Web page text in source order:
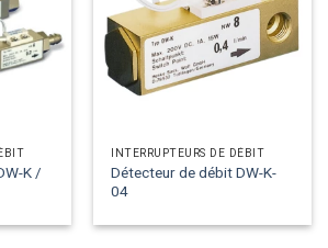
K /
INTERRUPTEURS DE DÉBIT
Détecteur de débit DW-K-
04